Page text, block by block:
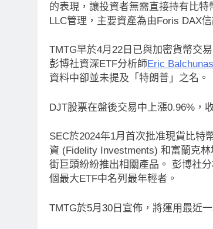
的表現，讓投資者無需直接持有比
LLC管理，主要資產為由Foris DAX
TMTG早於4月22日已與加密貨幣交
彭博社資深ETF分析師Eric
資料中卻並未提及「特朗普」之名。
DJT股票在盤後交易中上漲0.96%，
SEC於2024年1月首次批准現貨比特
資 (Fidelity Investments) 和富蘭克
街巨頭紛紛推出相關產品。 彭博社
個最大ETF中名列最年輕者。
TMTG於5月30日宣佈，將運用最近
最新資訊
法案60票門檻仍差關鍵缺
即市消息
比特幣失
持續